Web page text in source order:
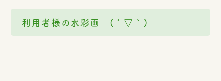
利用者様の水彩画 (´▽｀)